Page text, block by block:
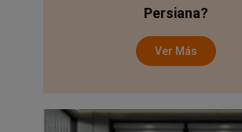
Persiana?
Ver Más